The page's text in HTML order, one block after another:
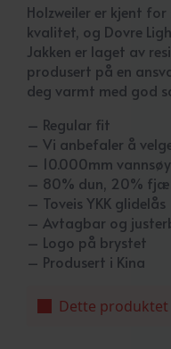
Holzweiler er kjent
kvalitet, og Dovre
Jakken er laget av
produsert på en
deg varmt med god
– Regular fit
– Vi anbefaler å
– 10.000mm
– 80% dun, 20%
– Toveis YKK glidelås
– Avtagbar og
– Logo på brystet
– Produsert i Kina
Dette